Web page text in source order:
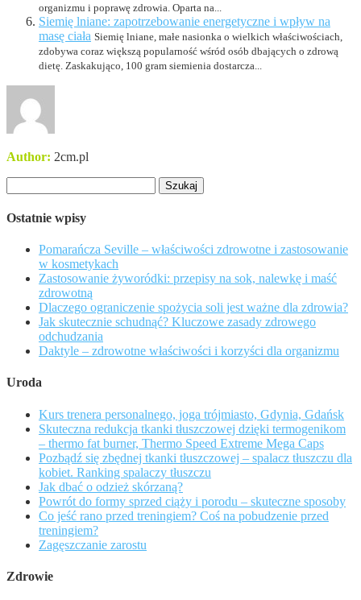
organizmu i poprawę zdrowia. Oparta na...
Siemię lniane: zapotrzebowanie energetyczne i wpływ na
masę ciała Siemię lniane, małe nasionka o wielkich właściwościach,
zdobywa coraz większą popularność wśród osób dbających o zdrową
dietę. Zaskakująco, 100 gram siemienia dostarcza...
Author: 2cm.pl
Ostatnie wpisy
Pomarańcza Seville – właściwości zdrowotne i zastosowanie
w kosmetykach
Zastosowanie żyworódki: przepisy na sok, nalewkę i maść
zdrowotną
Dlaczego ograniczenie spożycia soli jest ważne dla zdrowia?
Jak skutecznie schudnąć? Kluczowe zasady zdrowego
odchudzania
Daktyle – zdrowotne właściwości i korzyści dla organizmu
Uroda
Kurs trenera personalnego, joga trójmiasto, Gdynia, Gdańsk
Skuteczna redukcja tkanki tłuszczowej dzięki termogenikom
– thermo fat burner, Thermo Speed Extreme Mega Caps
Pozbądź się zbędnej tkanki tłuszczowej – spalacz tłuszczu dla
kobiet. Ranking spalaczy tłuszczu
Jak dbać o odzież skórzaną?
Powrót do formy sprzed ciąży i porodu – skuteczne sposoby
Co jeść rano przed treningiem? Coś na pobudzenie przed
treningiem?
Zagęszczanie zarostu
Zdrowie